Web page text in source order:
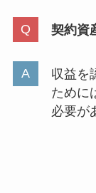
契約資
収益を
ために
必要が